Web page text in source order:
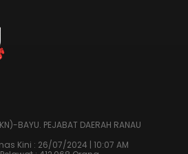
BAYU. PEJABAT DAERAH RANAU
Kini : 26/07/2024 | 10:07 AM